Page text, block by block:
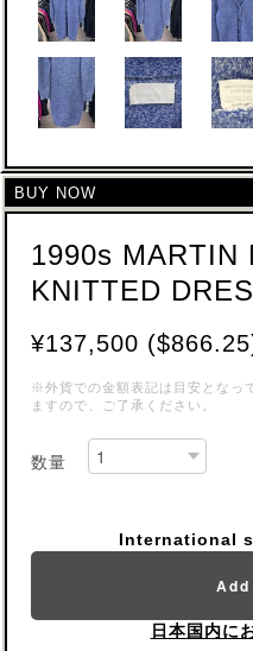
BUY NOW
1990s MARTIN
KNITTED
¥137,500
※外貨での金額表記は目安となっ
ますので、ご了承ください。
数量
International
日本国内に